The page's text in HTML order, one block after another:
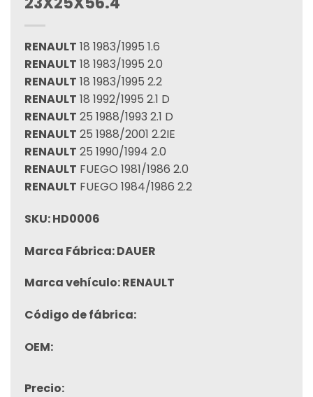
RENAULT 18 1983/1995 1.6
RENAULT 18 1983/1995 2.0
RENAULT 18 1983/1995 2.2
RENAULT 18 1992/1995 2.1 D
RENAULT 25 1988/1993 2.1 D
RENAULT 25 1988/2001 2.2IE
RENAULT 25 1990/1994 2.0
RENAULT FUEGO 1981/1986 2.0
RENAULT FUEGO 1984/1986 2.2
SKU:HD0006
Marca Fábrica:DAUER
Marca vehículo:RENAULT
Código de fábrica:
OEM:
Precio: